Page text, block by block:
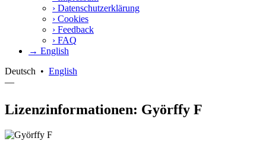
› Datenschutzerklärung
› Cookies
› Feedback
› FAQ
→ English
Deutsch • English
—
Lizenzinformationen: Györffy F